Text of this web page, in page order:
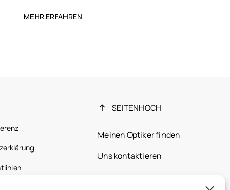
MEHR ERFAHREN
SEITENHOCH
Meinen Optiker finden
Uns kontaktieren